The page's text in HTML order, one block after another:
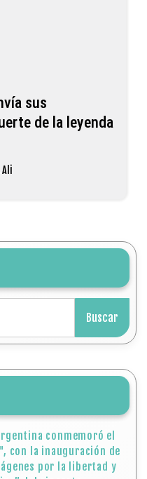
con la inauguración de
por la libertad y
el asesinato del líder
«El príncipe de los